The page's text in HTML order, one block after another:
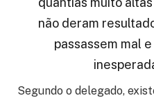
não deram
passassem mal
Segundo o delegado,